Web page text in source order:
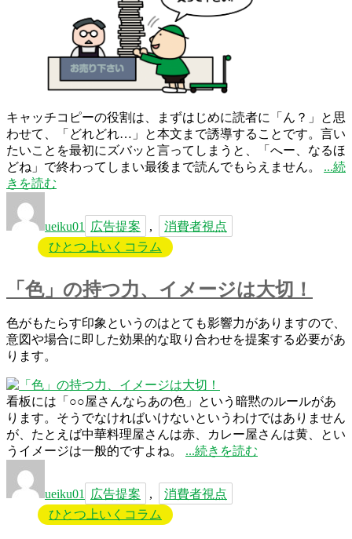
キャッチコピーの役割は、まずはじめに読者に「ん？」と思
わせて、「どれどれ…」と本文まで誘導することです。言い
たいことを最初にズバッと言ってしまうと、「へー、なるほ
どね」で終わってしまい最後まで読んでもらえません。
“
の
続
きを読む
者
ueiku01
グ
広告提案
,
消費者視点
ひとつ上いくコラム
「色」の持つ力、イメージは大切！
色がもたらす印象というのはとても影響力がありますので、
意図や場合に即した効果的な取り合わせを提案する必要があ
ります。
看板には「○○屋さんならあの色」という暗黙のルールがあ
ります。そうでなければいけないというわけではありません
が、たとえば中華料理屋さんは赤、カレー屋さんは黄、とい
うイメージは一般的ですよね。
“「色」
持
つ
続きを読む
者
ueiku01
グ
広告提案
,
消費者視点
ひとつ上いくコラム